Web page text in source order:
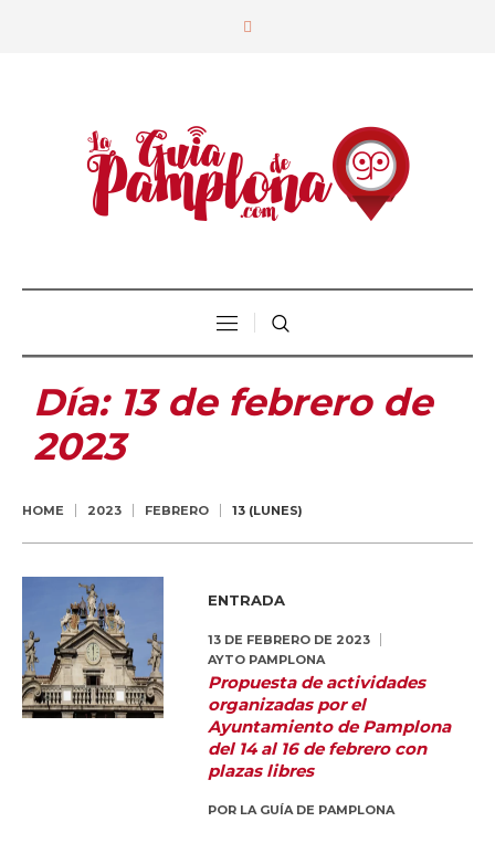
Día: 13 de febrero de
2023
HOME 2023 FEBRERO 13 (LUNES)
ENTRADA
13 DE FEBRERO DE 2023
AYTO PAMPLONA
Propuesta de actividades
organizadas por el
Ayuntamiento de Pamplona
del 14 al 16 de febrero con
plazas libres
POR LA GUÍA DE PAMPLONA